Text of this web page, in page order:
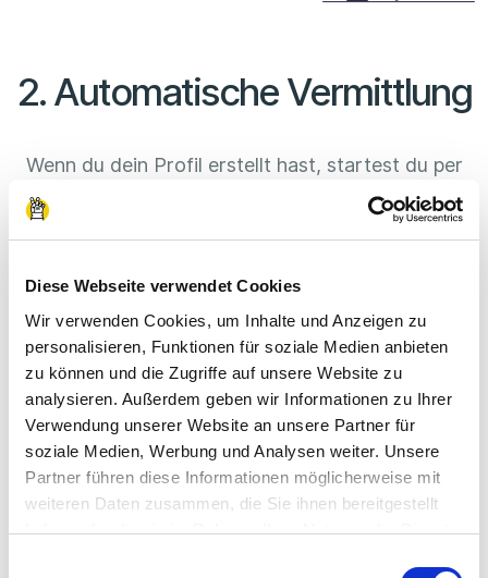
Diese Webseite verwendet Cookies
Wir verwenden Cookies, um Inhalte und Anzeigen zu
personalisieren, Funktionen für soziale Medien anbieten
zu können und die Zugriffe auf unsere Website zu
analysieren. Außerdem geben wir Informationen zu Ihrer
Verwendung unserer Website an unsere Partner für
soziale Medien, Werbung und Analysen weiter. Unsere
Partner führen diese Informationen möglicherweise mit
weiteren Daten zusammen, die Sie ihnen bereitgestellt
haben oder die sie im Rahmen Ihrer Nutzung der Dienste
2. Automatische Vermittlung
Wenn du dein Profil erstellt hast, startest du per
Knopfdruck die aktive Vermittlung. Jetzt wirst du
basierend auf deinen ausgewählten Berufsfeldern
Stand deiner Vermittlung verfolgen. Sobald dich
ein Unternehmen annimmt, bekommst du eine
Benachrichtigung.